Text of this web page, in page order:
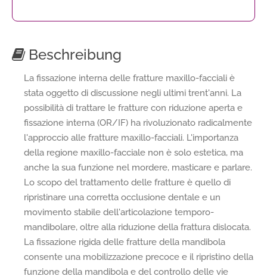
Beschreibung
La fissazione interna delle fratture maxillo-facciali è
stata oggetto di discussione negli ultimi trent'anni. La
possibilità di trattare le fratture con riduzione aperta e
fissazione interna (OR/IF) ha rivoluzionato radicalmente
l'approccio alle fratture maxillo-facciali. L'importanza
della regione maxillo-facciale non è solo estetica, ma
anche la sua funzione nel mordere, masticare e parlare.
Lo scopo del trattamento delle fratture è quello di
ripristinare una corretta occlusione dentale e un
movimento stabile dell'articolazione temporo-
mandibolare, oltre alla riduzione della frattura dislocata.
La fissazione rigida delle fratture della mandibola
consente una mobilizzazione precoce e il ripristino della
funzione della mandibola e del controllo delle vie